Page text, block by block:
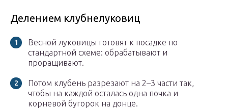
Делением клубнелуковиц
Весной луковицы готовят к посадке по
стандартной схеме: обрабатывают и
проращивают.
Потом клубень разрезают на 2–3 части так,
чтобы на каждой осталась одна почка и
корневой бугорок на донце.